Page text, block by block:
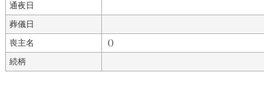
通夜日
葬儀日
喪主名
()
続柄